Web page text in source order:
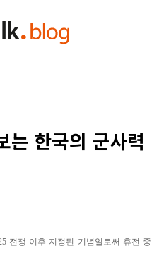
는 한국의 군사력
전쟁 이후 지정된 기념일로써 휴전 중